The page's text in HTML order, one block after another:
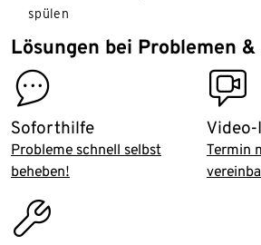
spülen
Lösungen bei Problemen
contact
Soforthilfe
Probleme schnell selbst
beheben!
video_inspection
Termin
assembly_installation